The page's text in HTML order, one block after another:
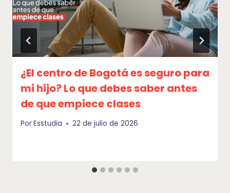
¿El centro de Bogotá es seguro para
mi hijo? Lo que debes saber antes
de que empiece clases
PorEsstudia 22 de julio de 2026